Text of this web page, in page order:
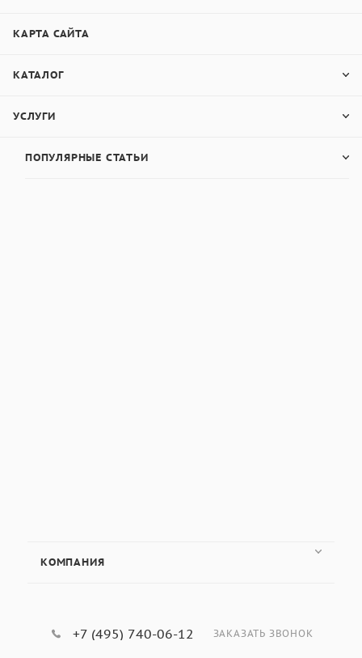
КАРТА САЙТА
КАТАЛОГ
УСЛУГИ
ПОПУЛЯРНЫЕ СТАТЬИ
КОМПАНИЯ
+7 (495) 740-06-12 ЗАКАЗАТЬ ЗВОНОК